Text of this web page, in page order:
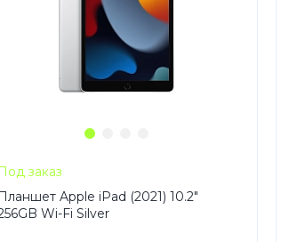
M Series
Nothing
Под заказ
Планшет Apple iPad (2021) 10.2"
Wi-Fi Silver